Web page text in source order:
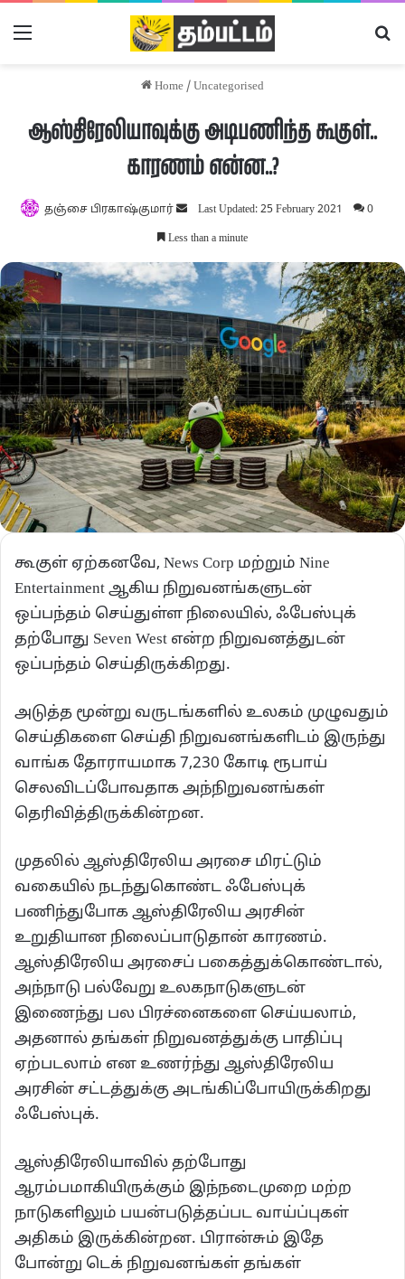
Menu
Home/Uncategorised
ஆஸ்திரேலியாவுக்கு அடிபணிந்த கூகுள்..
காரணம் என்ன..?
தஞ்சை பிரகாஷ்குமார்
Send
an
Last Updated: 25 February 2021 0
Less than a minute
கூகுள் ஏற்கனவே, News Corp மற்றும் Nine
Entertainment ஆகிய நிறுவனங்களுடன்
ஒப்பந்தம் செய்துள்ள நிலையில், ஃபேஸ்புக்
தற்போது Seven West என்ற நிறுவனத்துடன்
ஒப்பந்தம் செய்திருக்கிறது.
அடுத்த மூன்று வருடங்களில் உலகம் முழுவதும்
செய்திகளை செய்தி நிறுவனங்களிடம் இருந்து
வாங்க தோராயமாக 7,230 கோடி ரூபாய்
செலவிடப்போவதாக அந்நிறுவனங்கள்
தெரிவித்திருக்கின்றன.
முதலில் ஆஸ்திரேலிய அரசை மிரட்டும்
வகையில் நடந்துகொண்ட ஃபேஸ்புக்
பணிந்துபோக ஆஸ்திரேலிய அரசின்
உறுதியான நிலைப்பாடுதான் காரணம்.
ஆஸ்திரேலிய அரசைப் பகைத்துக்கொண்டால்,
அந்நாடு பல்வேறு உலகநாடுகளுடன்
இணைந்து பல பிரச்னைகளை செய்யலாம்,
அதனால் தங்கள் நிறுவனத்துக்கு பாதிப்பு
ஏற்படலாம் என உணர்ந்து ஆஸ்திரேலிய
அரசின் சட்டத்துக்கு அடங்கிப்போயிருக்கிறது
ஃபேஸ்புக்.
ஆஸ்திரேலியாவில் தற்போது
ஆரம்பமாகியிருக்கும் இந்நடைமுறை மற்ற
நாடுகளிலும் பயன்படுத்தப்பட வாய்ப்புகள்
அதிகம் இருக்கின்றன. பிரான்சும் இதே
போன்று டெக் நிறுவனங்கள் தங்கள்